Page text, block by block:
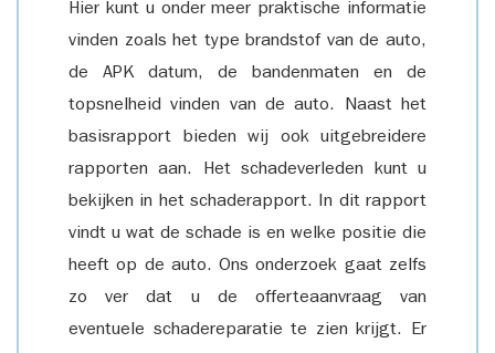
Hier kunt u onder meer praktische informatie
vinden zoals het type brandstof van de auto,
de APK datum, de bandenmaten en de
topsnelheid vinden van de auto. Naast het
basisrapport bieden wij ook uitgebreidere
rapporten aan. Het schadeverleden kunt u
bekijken in het schaderapport. In dit rapport
vindt u wat de schade is en welke positie die
heeft op de auto. Ons onderzoek gaat zelfs
zo ver dat u de offerteaanvraag van
eventuele schadereparatie te zien krijgt. Er